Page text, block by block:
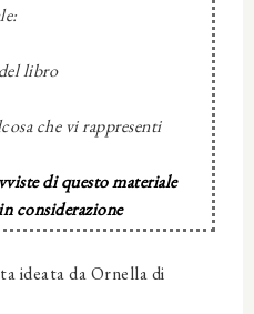
libro
che vi rappresenti
di questo materiale
considerazione
ideata da Ornella di